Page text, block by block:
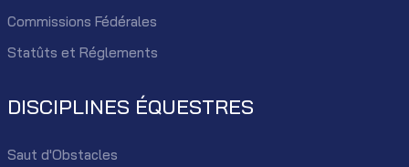
Commissions Fédérales
Statûts et Réglements
DISCIPLINES ÉQUESTRES
Saut d'Obstacles